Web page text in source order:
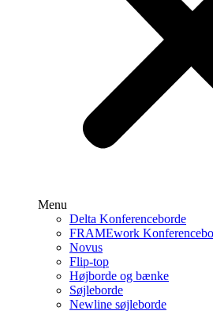
Menu
Delta Konferenceborde
FRAMEwork
Novus
Flip-top
Højborde og bænke
Søjleborde
Newline søjleborde